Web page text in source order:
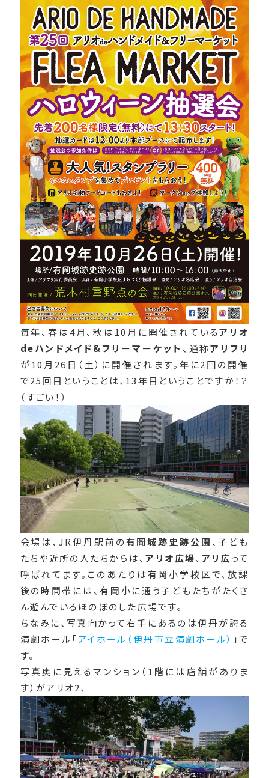
毎年、春は4月、秋は10月に開催されているアリオ
deハンドメイド&フリーマーケット 、通称アリフリ
が10月26日（土）に開催されます。年に2回の開催
で25回目ということは、13年目ということですか！？
（すごい！）
会場は、JR伊丹駅前の有岡城跡史跡公園 、子ども
たちや近所の人たちからは、アリオ広場、 アリ広って
呼ばれてます。このあたりは有岡小学校区で、放課
後の時間帯には、有岡小に通う子どもたちがたくさ
ん遊んでいるほのぼのした広場です。
ちなみに、写真向かって右手にあるのは伊丹が誇る
演劇ホール「アイホール（伊丹市立演劇ホール） 」で
す。
写真奥に見えるマンション（1階には店舗がありま
す）がアリオ2、